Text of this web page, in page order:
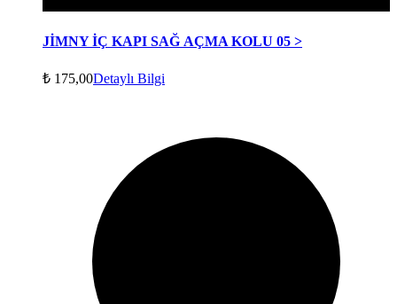
JİMNY İÇ KAPI SAĞ AÇMA KOLU 05 >
₺ 175,00Detaylı Bilgi